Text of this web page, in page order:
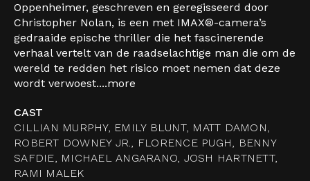
Oppenheimer, geschreven en geregisseerd door
Christopher Nolan, is een met IMAX®-camera’s
gedraaide epische thriller die het fascinerende
verhaal vertelt van de raadselachtige man die om de
wereld te redden het risico moet nemen dat deze
wordt verwoest....more
CAST
CILLIAN MURPHY, EMILY BLUNT, MATT DAMON,
ROBERT DOWNEY JR., FLORENCE PUGH, BENNY
SAFDIE, MICHAEL ANGARANO, JOSH HARTNETT,
RAMI MALEK